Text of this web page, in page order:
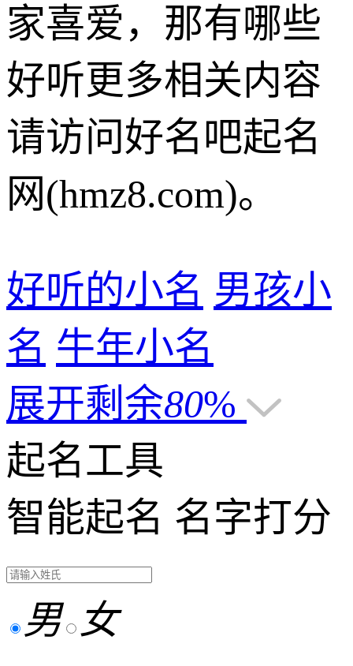
家喜爱，那有哪些
好听更多相关内容
请访问好名吧起名
网(hmz8.com)。
好听的小名 男孩小
名 牛年小名
展开剩余80%
起名工具
智能起名 名字打分
男 女